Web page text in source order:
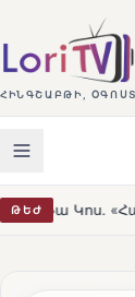
ՀԻՆԳՇԱԲԹԻ,
ԹԵԺ
«Հայաստանն